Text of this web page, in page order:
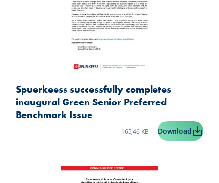
Spuerkeess successfully completes
inaugural Green Senior Preferred
Benchmark Issue
Taille du fichier:
165,46 KB Download